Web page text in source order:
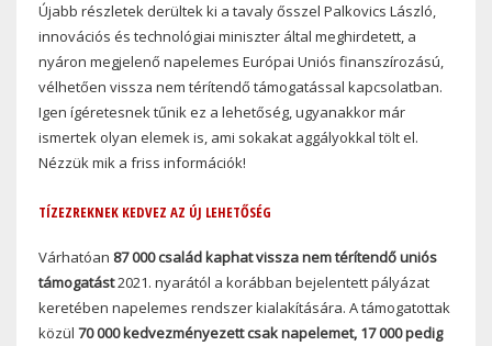
Újabb részletek derültek ki a tavaly ősszel Palkovics László,
innovációs és technológiai miniszter által meghirdetett, a
nyáron megjelenő napelemes Európai Uniós finanszírozású,
vélhetően vissza nem térítendő támogatással kapcsolatban.
Igen ígéretesnek tűnik ez a lehetőség, ugyanakkor már
ismertek olyan elemek is, ami sokakat aggályokkal tölt el.
Nézzük mik a friss információk!
TÍZEZREKNEK KEDVEZ AZ ÚJ LEHETŐSÉG
Várhatóan 87 000 család kaphat vissza nem térítendő uniós
támogatást2021. nyarától a korábban bejelentett pályázat
keretében napelemes rendszer kialakítására. A támogatottak
közül 70 000 kedvezményezett csak napelemet, 17 000 pedig